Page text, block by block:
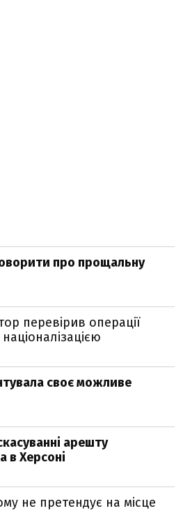
про прощальну
перевірив операції
своє можливе
арешту
в Херсоні
не претендує на місце